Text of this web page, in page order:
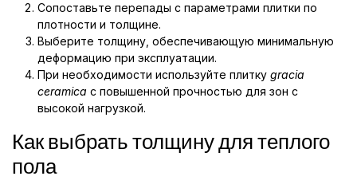
Сопоставьте перепады с параметрами плитки по
плотности и толщине.
Выберите толщину, обеспечивающую минимальную
деформацию при эксплуатации.
При необходимости используйте плитку gracia
ceramica с повышенной прочностью для зон с
высокой нагрузкой.
Как выбрать толщину для теплого
пола